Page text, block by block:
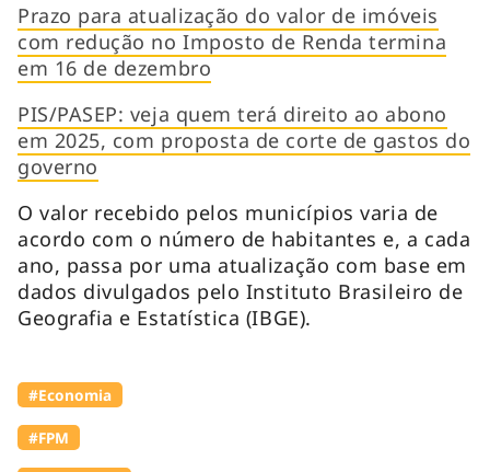
Prazo para atualização do valor de imóveis
com redução no Imposto de Renda termina
em 16 de dezembro
PIS/PASEP: veja quem terá direito ao abono
em 2025, com proposta de corte de gastos do
governo
O valor recebido pelos municípios varia de
acordo com o número de habitantes e, a cada
ano, passa por uma atualização com base em
dados divulgados pelo Instituto Brasileiro de
Geografia e Estatística (IBGE).
#Economia
#FPM